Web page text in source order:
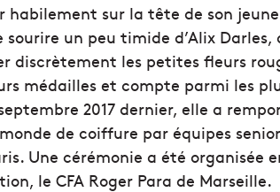
habilement sur la tête de son
un peu timide d’Alix
discrètement les petites fleurs
médailles et compte parmi les
2017 dernier, elle a
de coiffure par équipes
Une cérémonie a été organisée
le CFA Roger Para de Marseille.